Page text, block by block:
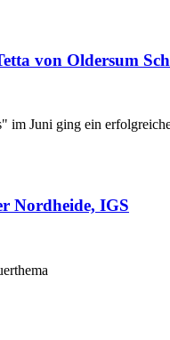
von Oldersum
im Juni ging ein
Nordheide, IGS